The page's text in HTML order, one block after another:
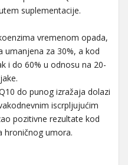
suplementacije.
vremenom opada,
umanjena za 30%, a kod
i do 60% u odnosu na 20-
do punog izražaja dolazi
iscrpljujućim
pozitivne rezultate kod
hroničnog umora.